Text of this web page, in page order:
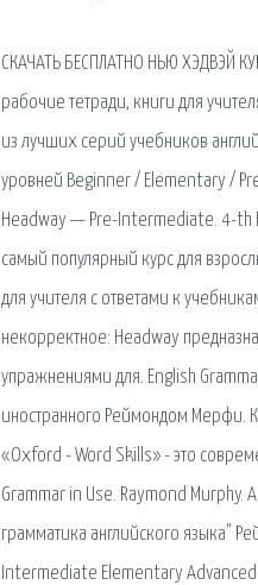
СКАЧАТЬ БЕСПЛАТНО НЬЮ ХЭДВЭЙ
рабочие тетради, книги для
из лучших серий учебников
уровней Beginner / Elementary /
Headway — Pre-Intermediate. 4-th
самый популярный курс для
для учителя с ответами к
некорректное: Headway
упражнениями для. English
иностранного Реймондом Мерфи.
«Oxford - Word Skills» - это
Grammar in Use. Raymond
грамматика английского языка"
Intermediate Elementary